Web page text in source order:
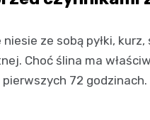
ze sobą pyłki,
Choć ślina ma
72 godzinach.